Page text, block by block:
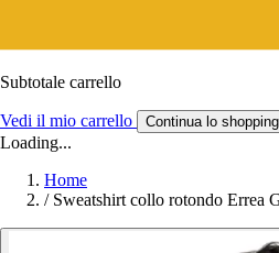
Subtotale carrello
Vedi il mio carrello Continua lo shopping
Loading...
Home
/ Sweatshirt collo rotondo Errea